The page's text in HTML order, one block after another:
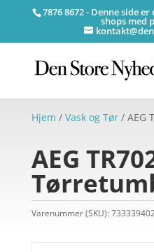
7876 8672 - Denne side
shops med
Hjem / Vask og Tør/ AEG
AEG
Varenummer (SKU):